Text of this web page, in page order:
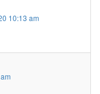
10:13 am